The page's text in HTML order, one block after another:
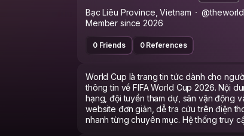
Bạc Liêu Province, Vietnam
Member since 2026
0 Friends 0 References
World Cup là trang tin tức dành cho
thông tin về FIFA World Cup 2026. Nội
hạng, đội tuyển tham dự, sân vận động
website đơn giản, dễ tra cứu trên điện
nhanh từng chuyên mục. Hệ thống truy
hỗ trợ người dùng theo dõi World Cup